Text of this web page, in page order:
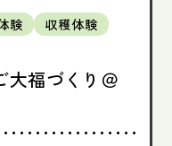
験
収穫体験
大福づくり＠